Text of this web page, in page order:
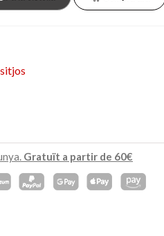
Gratuït a partir de 60€